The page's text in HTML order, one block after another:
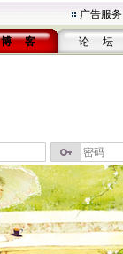
广告服务
博 客 论 坛